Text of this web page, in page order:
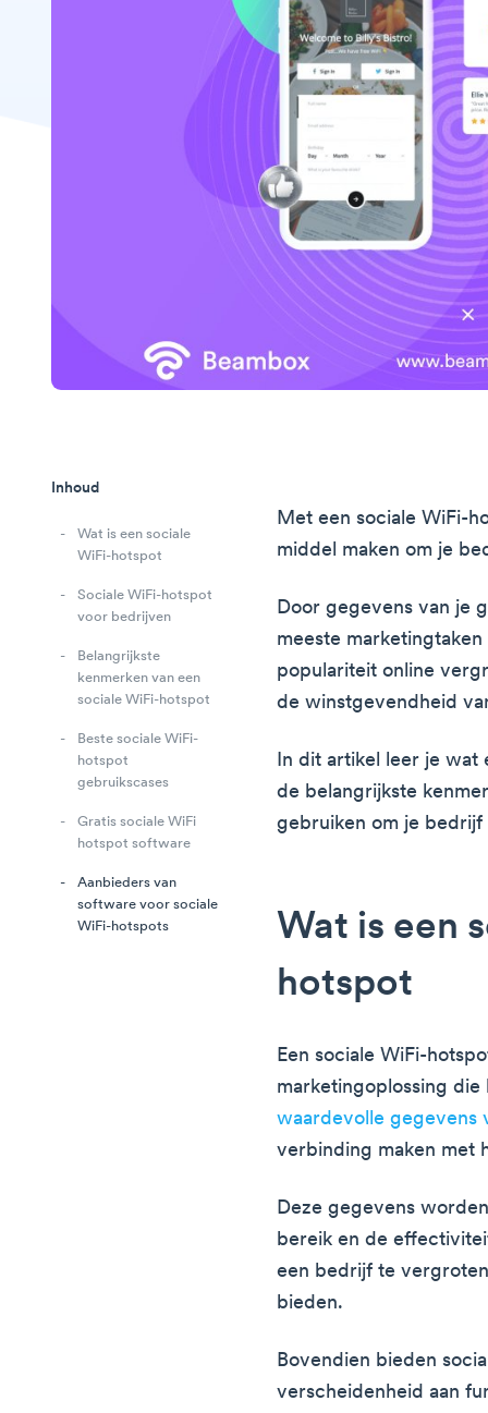
Inhoud
Wat is een sociale
WiFi-hotspot
Sociale WiFi-hotspot
voor bedrijven
Belangrijkste
kenmerken van een
sociale WiFi-hotspot
Beste sociale WiFi-
hotspot
gebruikscases
Gratis sociale WiFi
hotspot software
Aanbieders van
software voor sociale
WiFi-hotspots
Met een sociale WiFi-
middel maken om je
Door gegevens van je
meeste
populariteit online
de winstgevendheid
In dit artikel leer je wat
de belangrijkste
gebruiken om je
Wat is een
hotspot
Een sociale WiFi-
marketingoplossing
waardevolle gegevens
verbinding maken met
Deze gegevens
bereik en de
een bedrijf te
bieden.
Bovendien bieden
verscheidenheid aan